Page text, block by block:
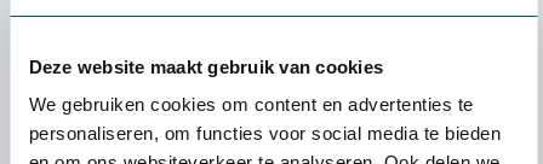
Deze website maakt gebruik van cookies
We gebruiken cookies om content en advertenties te
personaliseren, om functies voor social media te bieden
efficiënte werkplek, waarbij functionaliteit en design
Voordelen van